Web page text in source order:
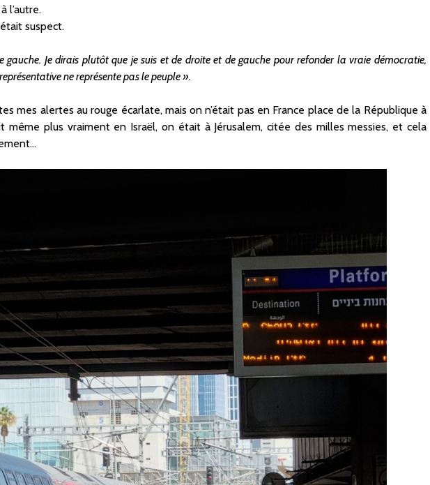
l’autre.
suspect.
gauche. Je dirais plutôt que je suis et de droite et de gauche pour refonder la vraie démocratie,
ne représente pas le peuple ».
mes alertes au rouge écarlate, mais on n’était pas en France place de la République à
même plus vraiment en Israël, on était à Jérusalem, citée des milles messies, et cela